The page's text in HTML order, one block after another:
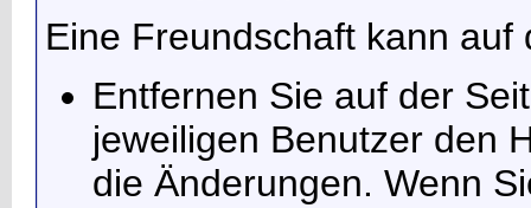
Eine Freundschaft kann
Entfernen Sie auf der
jeweiligen Benutzer den
die Änderungen. Wenn